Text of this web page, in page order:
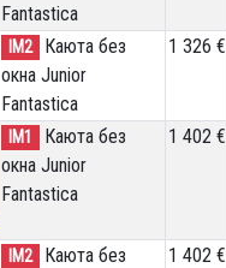
Fantastica
IM2
Каюта без
окна Junior
Fantastica
1 326 €
IM1
Каюта без
окна Junior
Fantastica
1 402 €
IM2
Каюта без
1 402 €